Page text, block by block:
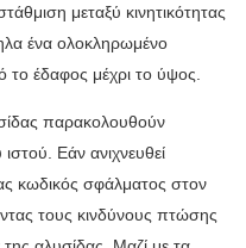
μεταξύ κινητικότητας
ένα ολοκληρωμένο
το έδαφος μέχρι το ύψος.
παρακολουθούν
Εάν ανιχνευθεί
κωδικός σφάλματος στον
τους κινδύνους πτώσης